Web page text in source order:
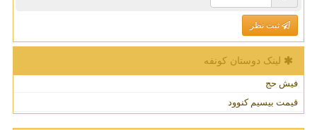
ثبت نظر
لینک دوستان كونفه
فیش حج
قیمت بیسیم کنوود